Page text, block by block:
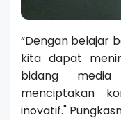
“Dengan belajar
kita dapat
bidang
menciptakan
inovatif."